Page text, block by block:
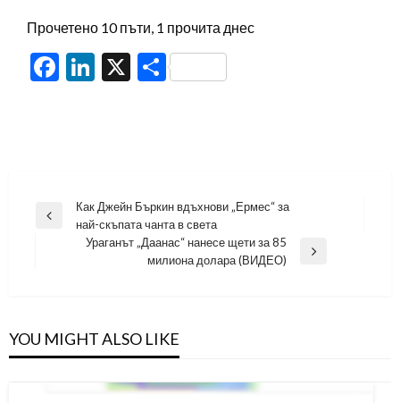
Прочетено 10 пъти, 1 прочита днес
Facebook
LinkedIn
X Share
Навигация
Previous
Как Джейн Бъркин вдъхнови „Ермес“ за
най-скъпата чанта в света
Ураганът „Даанас“ нанесе щети за 85
милиона долара (ВИДЕО)
YOU MIGHT ALSO LIKE